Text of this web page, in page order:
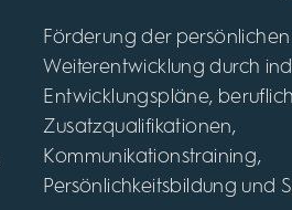
Förderung der
Weiterentwicklung durch
Entwicklungspläne,
Zusatzqualifikationen,
Kommunikationstraining,
Persönlichkeitsbildung und